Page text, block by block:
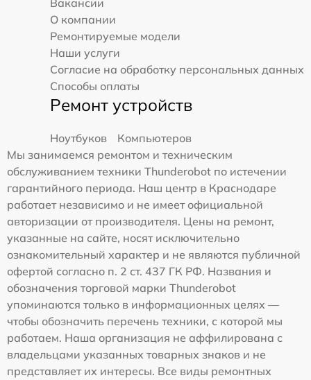
О компании
Ремонтируемые модели
Наши услуги
Согласие на обработку персональных данных
Способы оплаты
Ремонт устройств
Ноутбуков
Компьютеров
Мы занимаемся ремонтом и техническим
обслуживанием техники Thunderobot по истечении
гарантийного периода. Наш центр в Краснодаре
работает независимо и не имеет официальной
авторизации от производителя. Цены на ремонт,
указанные на сайте, носят исключительно
ознакомительный характер и не являются публичной
офертой согласно п. 2 ст. 437 ГК РФ. Названия и
обозначения торговой марки Thunderobot
упоминаются только в информационных целях —
чтобы обозначить перечень техники, с которой мы
работаем. Наша организация не аффилирована с
владельцами указанных товарных знаков и не
представляет их интересы. Все виды ремонтных